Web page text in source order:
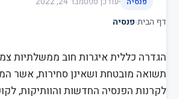
דף הבית›פנסיה
הגדרה כללית איגרות חוב ממשלתיות
תשואה מובטחת ושאינן סחירות, אשר
לקרנות הפנסיה החדשות והוותיקות,